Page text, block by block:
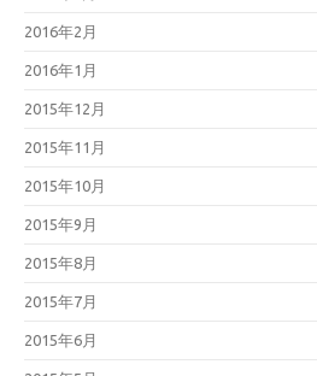
2016年2月
2016年1月
2015年12月
2015年11月
2015年10月
2015年9月
2015年8月
2015年7月
2015年6月